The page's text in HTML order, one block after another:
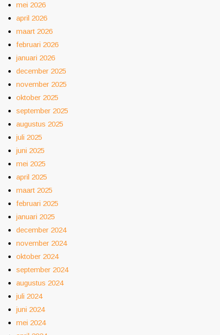
mei 2026
april 2026
maart 2026
februari 2026
januari 2026
december 2025
november 2025
oktober 2025
september 2025
augustus 2025
juli 2025
juni 2025
mei 2025
april 2025
maart 2025
februari 2025
januari 2025
december 2024
november 2024
oktober 2024
september 2024
augustus 2024
juli 2024
juni 2024
mei 2024